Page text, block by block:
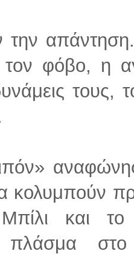
την
φόβο, η
κολυμπούν
και το
πλάσμα